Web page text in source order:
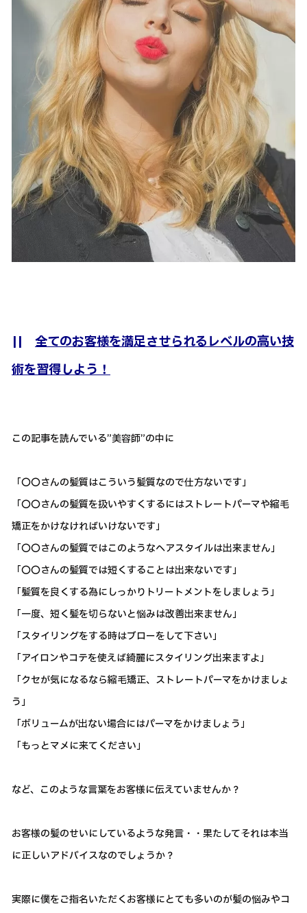
|| 全てのお客様を満足させられるレベルの高い技
術を習得しよう！
この記事を読んでいる”美容師”の中に
「〇〇さんの髪質はこういう髪質なので仕方ないです」
「〇〇さんの髪質を扱いやすくするにはストレートパーマや縮毛
矯正をかけなければいけないです」
「〇〇さんの髪質ではこのようなヘアスタイルは出来ません」
「〇〇さんの髪質では短くすることは出来ないです」
「髪質を良くする為にしっかりトリートメントをしましょう」
「一度、短く髪を切らないと悩みは改善出来ません」
「スタイリングをする時はブローをして下さい」
「アイロンやコテを使えば綺麗にスタイリング出来ますよ」
「クセが気になるなら縮毛矯正、ストレートパーマをかけましょ
う」
「ボリュームが出ない場合にはパーマをかけましょう」
「もっとマメに来てください」
など、このような言葉をお客様に伝えていませんか？
お客様の髪のせいにしているような発言・・果たしてそれは本当
に正しいアドバイスなのでしょうか？
実際に僕をご指名いただくお客様にとても多いのが髪の悩みやコ